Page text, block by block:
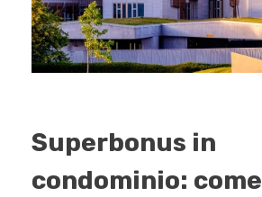
Superbonus in
condominio: come